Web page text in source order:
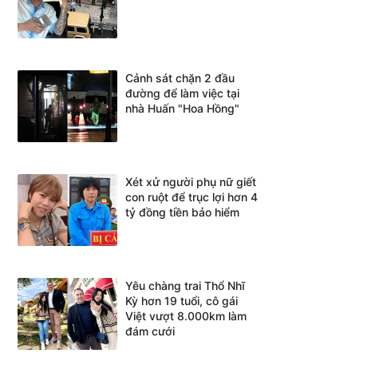
Cảnh sát chặn 2 đầu
đường để làm việc tại
nhà Huấn "Hoa Hồng"
Xét xử người phụ nữ giết
con ruột để trục lợi hơn 4
tỷ đồng tiền bảo hiểm
Yêu chàng trai Thổ Nhĩ
Kỳ hơn 19 tuổi, cô gái
Việt vượt 8.000km làm
đám cưới